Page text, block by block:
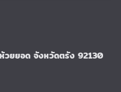
วยยอด จังหวัดตรัง 92130